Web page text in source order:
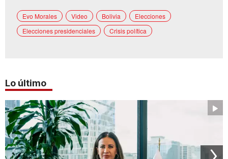
Evo Morales Video Bolivia
Elecciones
Elecciones presidenciales
Crisis política
Lo último